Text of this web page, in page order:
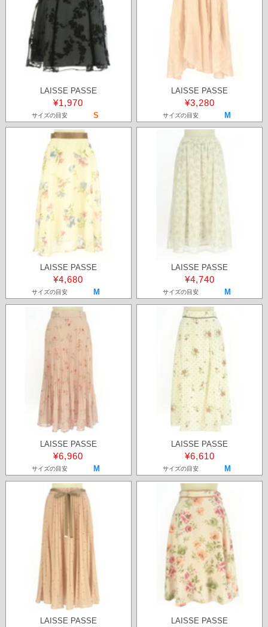
LAISSE PASSE
¥1,970
サイズの目安 S
LAISSE PASSE
¥3,280
サイズの目安 M
LAISSE PASSE
¥4,680
サイズの目安 M
LAISSE PASSE
¥4,740
サイズの目安 M
LAISSE PASSE
¥6,960
サイズの目安 M
LAISSE PASSE
¥6,610
サイズの目安 M
LAISSE PASSE LAISSE PASSE